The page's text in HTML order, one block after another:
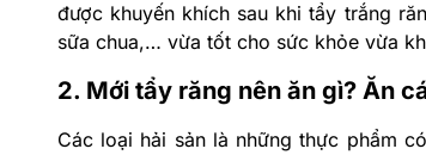
được khuyến khích sau khi tẩy trắng
sữa chua,… vừa tốt cho sức khỏe vừa
2. Mới tẩy răng nên ăn gì? Ăn
Các loại hải sản là những thực phẩm